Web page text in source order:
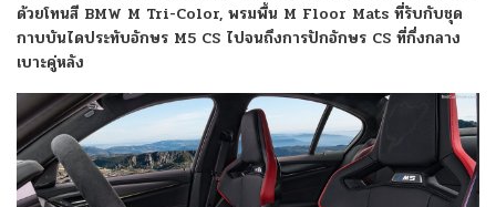
ด้วยโทนสี BMW M Tri-Color, พรมพื้น M Floor Mats ที่รับกับชุด
กาบบันไดประทับอักษร M5 CS ไปจนถึงการปักอักษร CS ที่กึ่งกลาง
เบาะคู่หลัง